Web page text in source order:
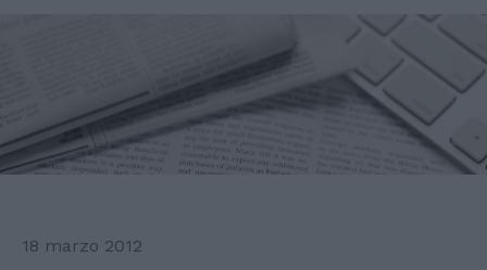
18 marzo 2012